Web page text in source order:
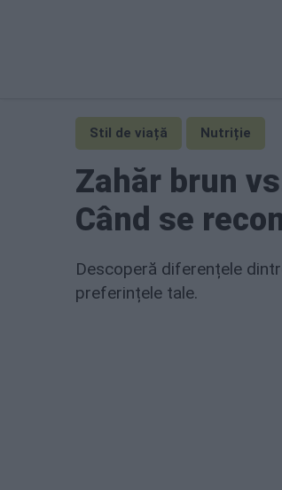
Stil de viață Nutriție
Zahăr brun
Când se
Descoperă diferențele
preferințele tale.